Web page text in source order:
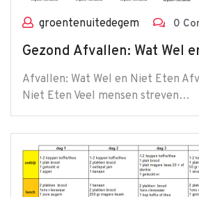
groentenuitedegem 0
Gezond Afvallen: Wat Wel
Afvallen: Wat Wel en Niet Eten
Niet Eten Veel mensen streven…